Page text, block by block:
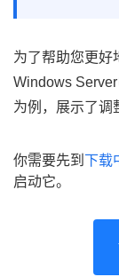
为了帮助您更好
Windows
为例，展示了调
你需要先到 下载
启动它。